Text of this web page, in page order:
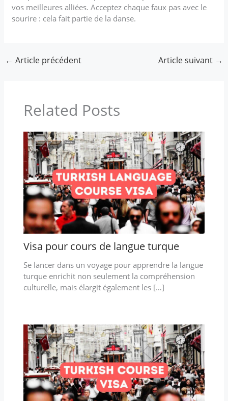
vos meilleures alliées. Acceptez chaque faux pas avec le
sourire : cela fait partie de la danse.
← Article précédent Article suivant →
Related Posts
Visa pour cours de langue turque
Se lancer dans un voyage pour apprendre la langue
turque enrichit non seulement la compréhension
culturelle, mais élargit également les […]